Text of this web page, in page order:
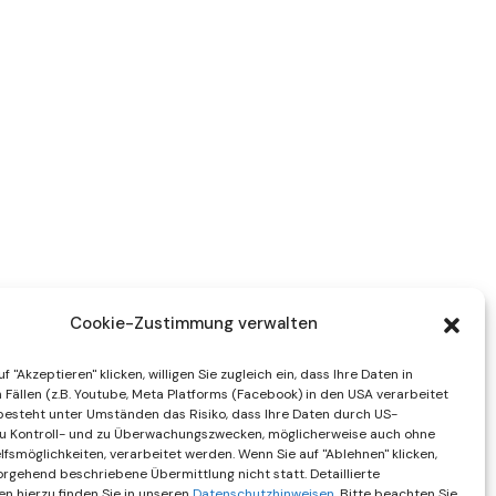
Cookie-Zustimmung verwalten
"Akzeptieren" klicken, willigen Sie zugleich ein, dass Ihre Daten in
(z.B. Youtube, Meta Platforms (Facebook) in den USA verarbeitet
unter Umständen das Risiko, dass Ihre Daten durch US-
Kontroll- und zu Überwachungszwecken, möglicherweise auch ohne
verarbeitet werden. Wenn Sie auf "Ablehnen" klicken,
beschriebene Übermittlung nicht statt. Detaillierte